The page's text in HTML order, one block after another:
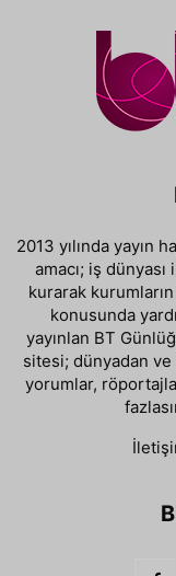
2013 yılında yayın
amacı; iş
kurarak kurumların
konusunda
yayınlan BT
sitesi; dünyadan
yorumlar,